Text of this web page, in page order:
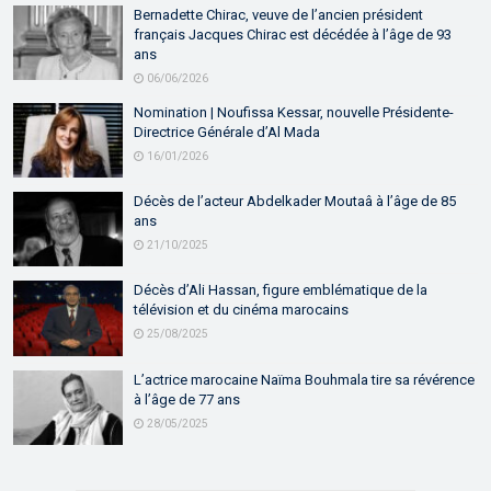
Bernadette Chirac, veuve de l’ancien président
français Jacques Chirac est décédée à l’âge de 93
ans
06/06/2026
Nomination | Noufissa Kessar, nouvelle Présidente-
Directrice Générale d’Al Mada
16/01/2026
Décès de l’acteur Abdelkader Moutaâ à l’âge de 85
ans
21/10/2025
Décès d’Ali Hassan, figure emblématique de la
télévision et du cinéma marocains
25/08/2025
L’actrice marocaine Naïma Bouhmala tire sa révérence
à l’âge de 77 ans
28/05/2025